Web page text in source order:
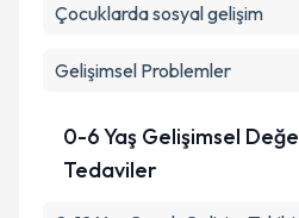
Çocuklarda sosyal gelişim
Gelişimsel Problemler
0-6 Yaş Gelişimsel
Tedaviler